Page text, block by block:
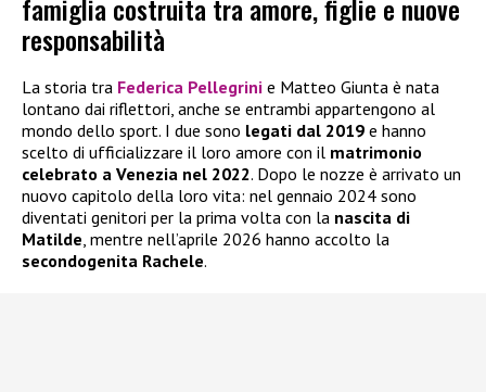
famiglia costruita tra amore, figlie e nuove
responsabilità
La storia tra Federica Pellegrini e Matteo Giunta è nata
lontano dai riflettori, anche se entrambi appartengono al
mondo dello sport. I due sono legati dal 2019 e hanno
scelto di ufficializzare il loro amore con il matrimonio
celebrato a Venezia nel 2022. Dopo le nozze è arrivato un
nuovo capitolo della loro vita: nel gennaio 2024 sono
diventati genitori per la prima volta con la nascita di
Matilde, mentre nell’aprile 2026 hanno accolto la
secondogenita Rachele.